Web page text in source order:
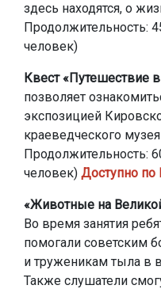
здесь находятся, о
Продолжительность:
человек)
Квест «Путешествие
позволяет
экспозицией
краеведческого
Продолжительность:
человек) Доступно по
«Животные на
Во время занятия
помогали советским
и труженикам тыла в
Также слушатели